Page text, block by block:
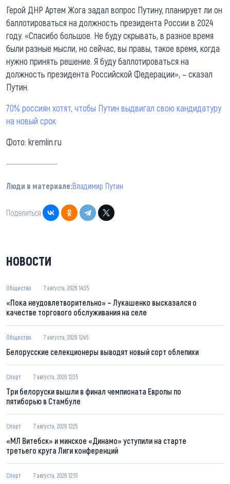
Герой ДНР Артем Жога задал вопрос Путину, планирует ли он
баллотироваться на должность президента России в 2024
году. «Спасибо большое. Не буду скрывать, в разное время
были разные мысли, но сейчас, вы правы, такое время, когда
нужно принять решение. Я буду баллотироваться на
должность президента Российской Федерации», – сказал
Путин.
70% россиян хотят, чтобы Путин выдвигал свою кандидатуру
на новый срок
Фото: kremlin.ru
Люди в материале:Владимир Путин
Поделиться:
НОВОСТИ
Общество 7 августа, 2026 14:35
«Пока неудовлетворительно» – Лукашенко высказался о
качестве торгового обслуживания на селе
Общество 7 августа, 2026 12:45
Белорусские селекционеры выводят новый сорт облепихи
Спорт 7 августа, 2026 12:35
Три белоруски вышли в финал чемпионата Европы по
пятиборью в Стамбуле
Спорт 7 августа, 2026 12:25
«МЛ Витебск» и минское «Динамо» уступили на старте
третьего круга Лиги конференций
Спорт 7 августа, 2026 12:15